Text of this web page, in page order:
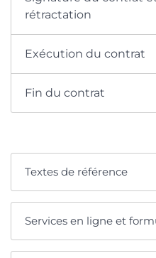
rétractation
Exécution du contrat
Fin du contrat
Textes de référence
Services en ligne et